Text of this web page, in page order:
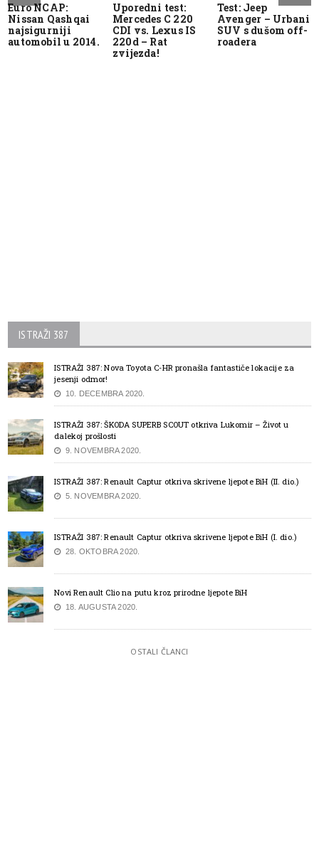
Euro NCAP:
Nissan Qashqai
najsigurniji
automobil u 2014.
Uporedni test:
Mercedes C 220
CDI vs. Lexus IS
220d – Rat
zvijezda!
Test: Jeep
Avenger – Urbani
SUV s dušom off-
roadera
ISTRAŽI 387
ISTRAŽI 387: Nova Toyota C-HR pronašla fantastiče lokacije za
jesenji odmor!
10. DECEMBRA 2020.
ISTRAŽI 387: ŠKODA SUPERB SCOUT otkriva Lukomir – Život u
dalekoj prošlosti
9. NOVEMBRA 2020.
ISTRAŽI 387: Renault Captur otkriva skrivene ljepote BiH (II. dio.)
5. NOVEMBRA 2020.
ISTRAŽI 387: Renault Captur otkriva skrivene ljepote BiH (I. dio.)
28. OKTOBRA 2020.
Novi Renault Clio na putu kroz prirodne ljepote BiH
18. AUGUSTA 2020.
OSTALI ČLANCI